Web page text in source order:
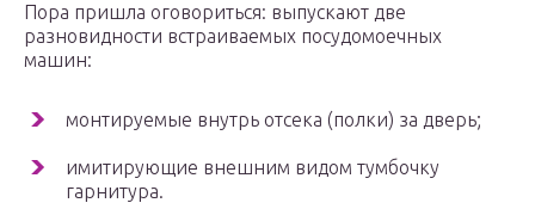
Пора пришла оговориться: выпускают две
разновидности встраиваемых посудомоечных
машин:
монтируемые внутрь отсека (полки) за дверь;
имитирующие внешним видом тумбочку
гарнитура.